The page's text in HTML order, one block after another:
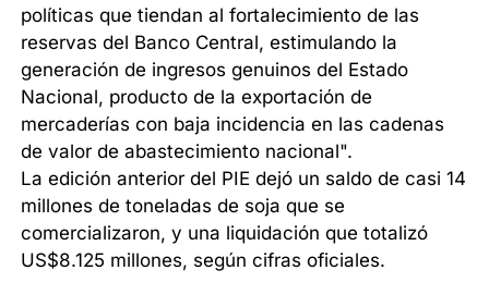
políticas que tiendan al fortalecimiento de las
reservas del Banco Central, estimulando la
generación de ingresos genuinos del Estado
Nacional, producto de la exportación de
mercaderías con baja incidencia en las cadenas
de valor de abastecimiento nacional".
La edición anterior del PIE dejó un saldo de casi 14
millones de toneladas de soja que se
comercializaron, y una liquidación que totalizó
US$8.125 millones, según cifras oficiales.